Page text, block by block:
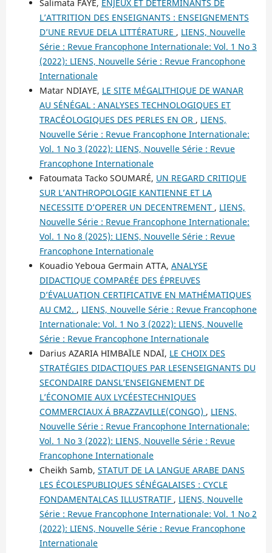
Salimata FAYE, ENJEUX ET DETERMINANTS DE
L’ATTRITION DES ENSEIGNANTS : ENSEIGNEMENTS
D’UNE REVUE DELA LITTÉRATURE , LIENS, Nouvelle
Série : Revue Francophone Internationale: Vol. 1 No 3
(2022): LIENS, Nouvelle Série : Revue Francophone
Internationale
Matar NDIAYE, LE SITE MÉGALITHIQUE DE WANAR
AU SÉNÉGAL : ANALYSES TECHNOLOGIQUES ET
TRACÉOLOGIQUES DES PERLES EN OR , LIENS,
Nouvelle Série : Revue Francophone Internationale:
Vol. 1 No 3 (2022): LIENS, Nouvelle Série : Revue
Francophone Internationale
Fatoumata Tacko SOUMARÉ, UN REGARD CRITIQUE
SUR L’ANTHROPOLOGIE KANTIENNE ET LA
NECESSITE D’OPERER UN DECENTREMENT , LIENS,
Nouvelle Série : Revue Francophone Internationale:
Vol. 1 No 8 (2025): LIENS, Nouvelle Série : Revue
Francophone Internationale
Kouadio Yeboua Germain ATTA, ANALYSE
DIDACTIQUE COMPARÉE DES ÉPREUVES
D’ÉVALUATION CERTIFICATIVE EN MATHÉMATIQUES
AU CM2. , LIENS, Nouvelle Série : Revue Francophone
Internationale: Vol. 1 No 3 (2022): LIENS, Nouvelle
Série : Revue Francophone Internationale
Darius AZARIA HIMBAÏLE NDAÏ, LE CHOIX DES
STRATÉGIES DIDACTIQUES PAR LESENSEIGNANTS DU
SECONDAIRE DANSL’ENSEIGNEMENT DE
L’ÉCONOMIE AUX LYCÉESTECHNIQUES
COMMERCIAUX Á BRAZZAVILLE(CONGO) , LIENS,
Nouvelle Série : Revue Francophone Internationale:
Vol. 1 No 3 (2022): LIENS, Nouvelle Série : Revue
Francophone Internationale
Cheikh Samb, STATUT DE LA LANGUE ARABE DANS
LES ÉCOLESPUBLIQUES SÉNÉGALAISES : CYCLE
FONDAMENTALCAS ILLUSTRATIF , LIENS, Nouvelle
Série : Revue Francophone Internationale: Vol. 1 No 2
(2022): LIENS, Nouvelle Série : Revue Francophone
Internationale